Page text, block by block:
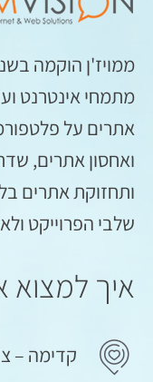
מתמחי אינטרנט
אתרים על
ואחסון אתרים,
ותחזוקת אתרים
שלבי הפרוייקט
איך למצוא
קדימה –